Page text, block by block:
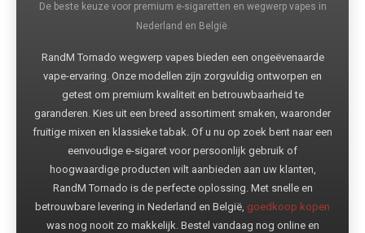
De beste keuze voor premium e-sigaretten en wegwerp vapes in
Nederland en België.
RandM Tornado wegwerp vapes bieden een ongeëvenaarde
vape-ervaring. Onze modellen zijn zorgvuldig ontworpen en
getest om premium kwaliteit en betrouwbaarheid te
garanderen. Kies uit een breed assortiment smaken, waaronder
fruitige mixen en klassieke tabak. Of u nu op zoek bent naar een
eenvoudige e-sigaret voor persoonlijk gebruik of
hoogwaardige producten wilt aanbieden aan uw klanten,
RandM Tornado is de perfecte oplossing. Met snelle en
betrouwbare levering in Nederland en België, goedkoop kopen
was nog nooit zo makkelijk. Bestel vandaag nog online en